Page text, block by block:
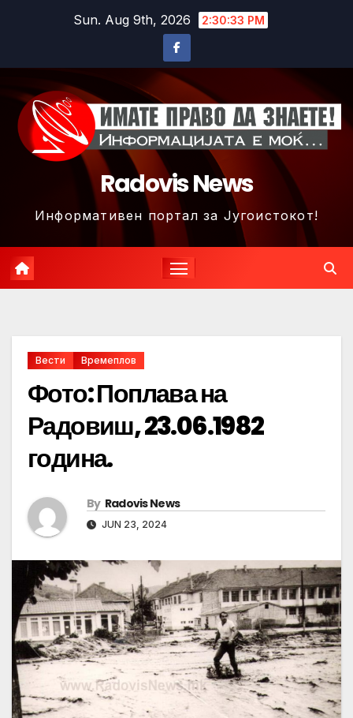
Sun. Aug 9th, 2026 2:30:36 PM
Radovis News
Информативен портал за Југоистокот!
Вести Времеплов
Фото: Поплава на
Радовиш, 23.06.1982
година.
By Radovis News
JUN 23, 2024